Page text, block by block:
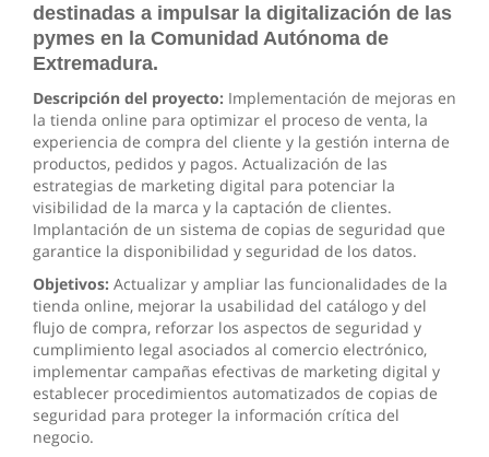
destinadas a impulsar la digitalización de las
pymes en la Comunidad Autónoma de
Extremadura.
Descripción del proyecto: Implementación de mejoras en
la tienda online para optimizar el proceso de venta, la
experiencia de compra del cliente y la gestión interna de
productos, pedidos y pagos. Actualización de las
estrategias de marketing digital para potenciar la
visibilidad de la marca y la captación de clientes.
Implantación de un sistema de copias de seguridad que
garantice la disponibilidad y seguridad de los datos.
Objetivos: Actualizar y ampliar las funcionalidades de la
tienda online, mejorar la usabilidad del catálogo y del
flujo de compra, reforzar los aspectos de seguridad y
cumplimiento legal asociados al comercio electrónico,
implementar campañas efectivas de marketing digital y
establecer procedimientos automatizados de copias de
seguridad para proteger la información crítica del
negocio.